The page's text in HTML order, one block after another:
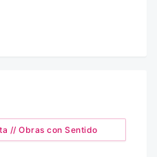
// Obras con Sentido